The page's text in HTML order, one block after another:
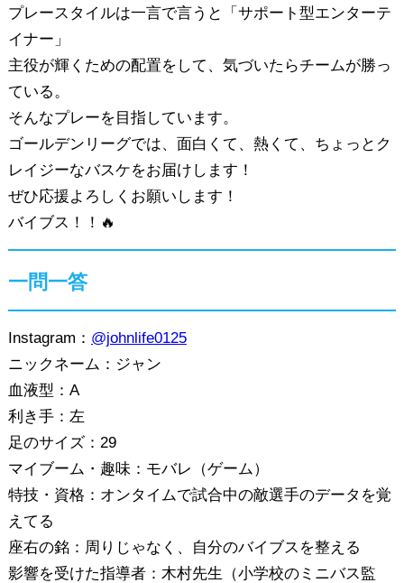
プレースタイルは一言で言うと「サポート型エンターテ
イナー」
主役が輝くための配置をして、気づいたらチームが勝っ
ている。
そんなプレーを目指しています。
ゴールデンリーグでは、面白くて、熱くて、ちょっとク
レイジーなバスケをお届けします！
ぜひ応援よろしくお願いします！
バイブス！！🔥
一問一答
Instagram： @johnlife0125
ニックネーム：ジャン
血液型：A
利き手：左
足のサイズ：29
マイブーム・趣味：モバレ（ゲーム）
特技・資格：オンタイムで試合中の敵選手のデータを覚
えてる
座右の銘：周りじゃなく、自分のバイブスを整える
影響を受けた指導者：木村先生（小学校のミニバス監